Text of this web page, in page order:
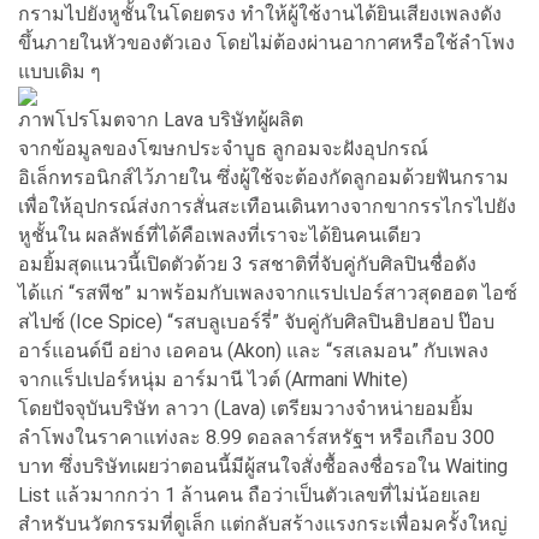
กรามไปยังหูชั้นในโดยตรง ทำให้ผู้ใช้งานได้ยินเสียงเพลงดัง
ขึ้นภายในหัวของตัวเอง โดยไม่ต้องผ่านอากาศหรือใช้ลำโพง
แบบเดิม ๆ
ภาพโปรโมตจาก Lava บริษัทผู้ผลิต
จากข้อมูลของโฆษกประจำบูธ ลูกอมจะฝังอุปกรณ์
อิเล็กทรอนิกส์ไว้ภายใน ซึ่งผู้ใช้จะต้องกัดลูกอมด้วยฟันกราม
เพื่อให้อุปกรณ์ส่งการสั่นสะเทือนเดินทางจากขากรรไกรไปยัง
หูชั้นใน ผลลัพธ์ที่ได้คือเพลงที่เราจะได้ยินคนเดียว
อมยิ้มสุดแนวนี้เปิดตัวด้วย 3 รสชาติที่จับคู่กับศิลปินชื่อดัง
ได้แก่ “รสพีช” มาพร้อมกับเพลงจากแรปเปอร์สาวสุดฮอต ไอซ์
สไปซ์ (Ice Spice) “รสบลูเบอร์รี่” จับคู่กับศิลปินฮิปฮอป ป๊อบ
อาร์แอนด์บี อย่าง เอคอน (Akon) และ “รสเลมอน” กับเพลง
จากแร็ปเปอร์หนุ่ม อาร์มานี ไวต์ (Armani White)
โดยปัจจุบันบริษัท ลาวา (Lava) เตรียมวางจำหน่ายอมยิ้ม
ลำโพงในราคาแท่งละ 8.99 ดอลลาร์สหรัฐฯ หรือเกือบ 300
บาท ซึ่งบริษัทเผยว่าตอนนี้มีผู้สนใจสั่งซื้อลงชื่อรอใน Waiting
List แล้วมากกว่า 1 ล้านคน ถือว่าเป็นตัวเลขที่ไม่น้อยเลย
สำหรับนวัตกรรมที่ดูเล็ก แต่กลับสร้างแรงกระเพื่อมครั้งใหญ่